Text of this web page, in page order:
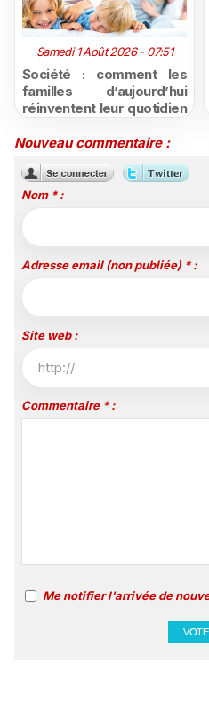
Samedi 1 Août 2026 - 07:51
Société : comment les
familles d’aujourd’hui
réinventent leur quotidien
modes de
Nouveau commentaire :
Nom * :
Adresse email (non publiée) * :
Site web :
Commentaire * :
Me notifier l'arrivée de